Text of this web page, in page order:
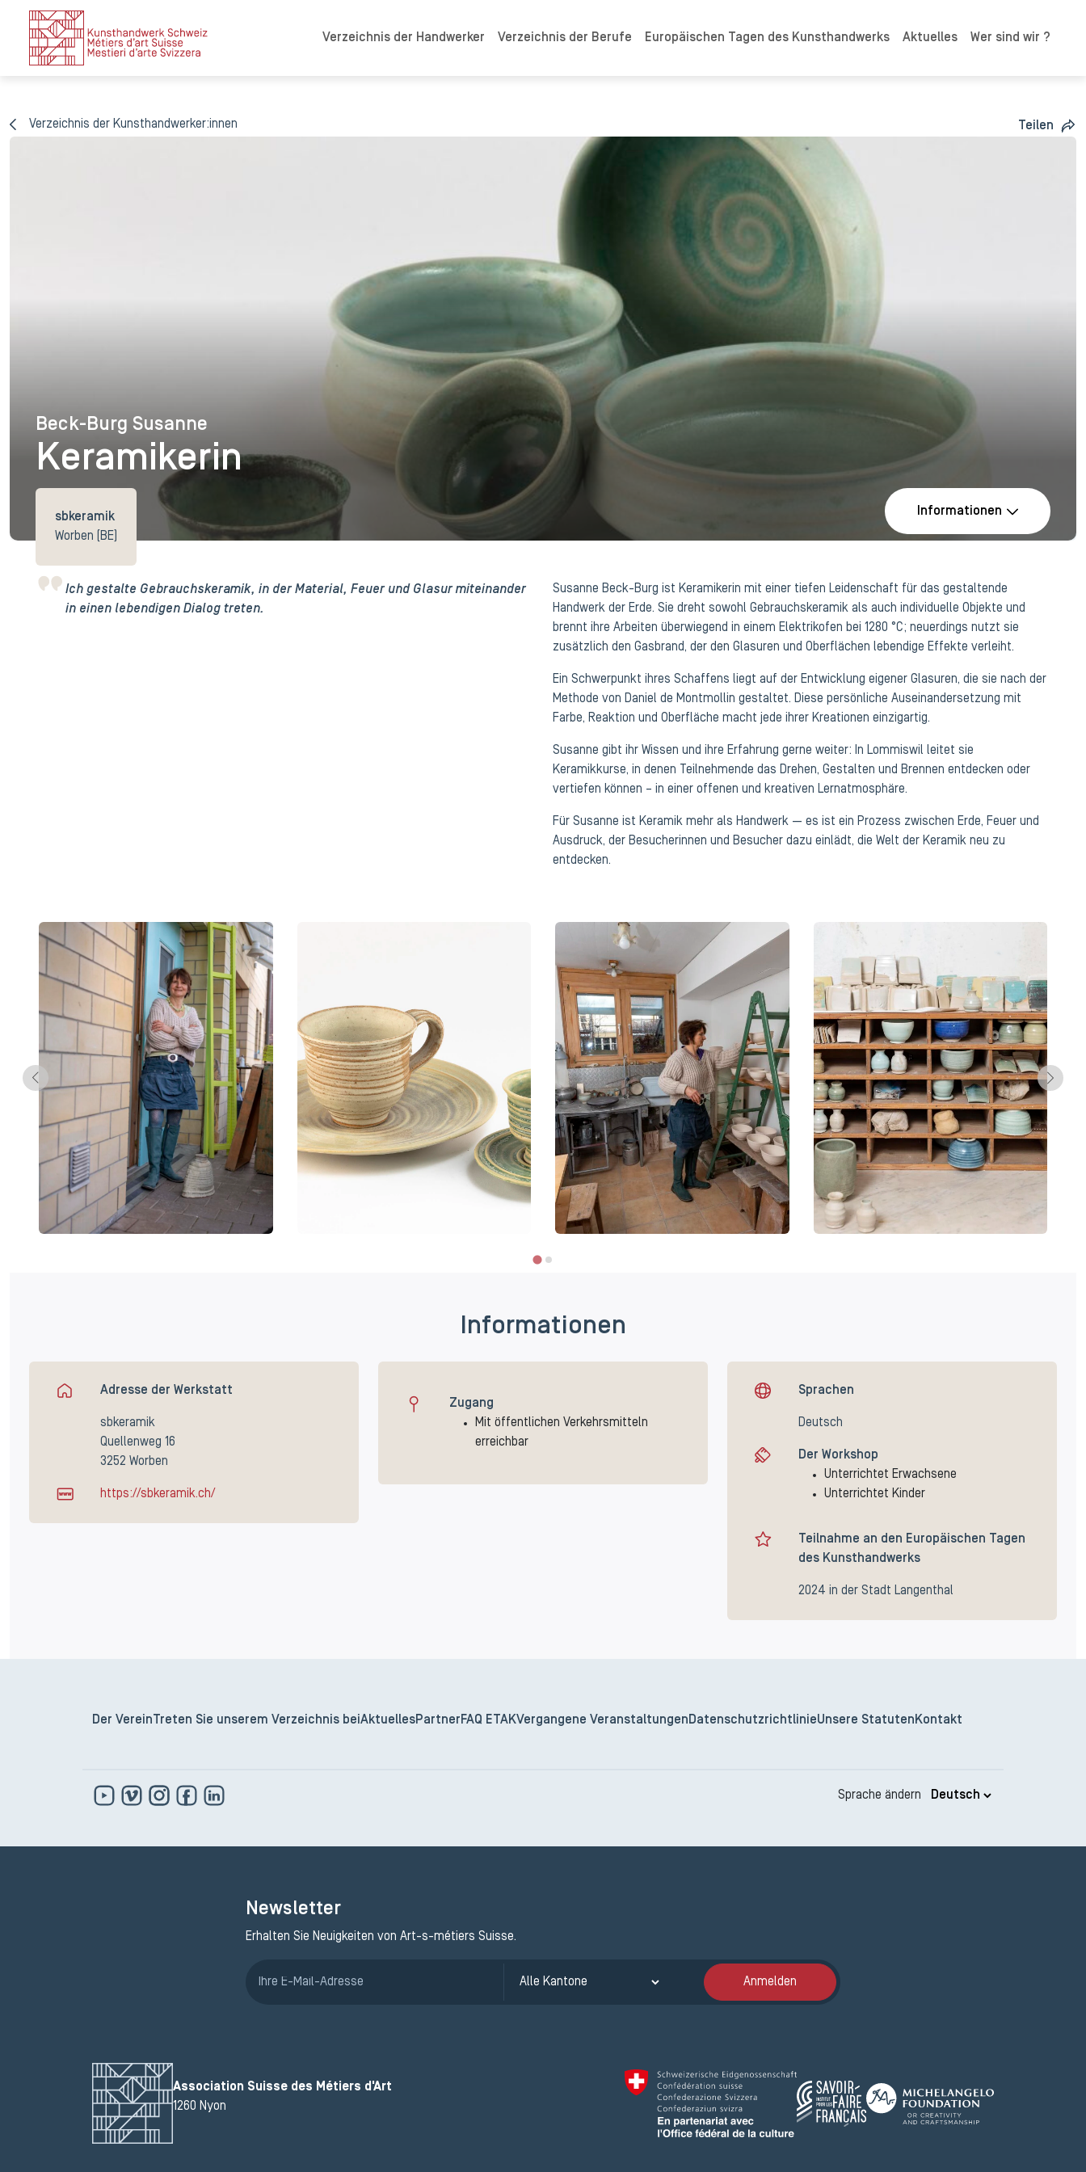
Verzeichnis der Handwerker Verzeichnis der Berufe Europäischen Tagen des Kunsthandwerks Aktuelles Wer sind wir ?
Verzeichnis der Kunsthandwerker:innen Teilen
Beck-Burg Susanne
Beck-Burg Susanne
Keramikerin
sbkeramik
Worben (BE)
Informationen
Ich gestalte Gebrauchskeramik, in der Material, Feuer und Glasur miteinander
in einen lebendigen Dialog treten.
Susanne Beck-Burg ist Keramikerin mit einer tiefen Leidenschaft für das gestaltende
Handwerk der Erde. Sie dreht sowohl Gebrauchskeramik als auch individuelle Objekte und
brennt ihre Arbeiten überwiegend in einem Elektrikofen bei 1280 °C; neuerdings nutzt sie
zusätzlich den Gasbrand, der den Glasuren und Oberflächen lebendige Effekte verleiht.
Ein Schwerpunkt ihres Schaffens liegt auf der Entwicklung eigener Glasuren, die sie nach der
Methode von Daniel de Montmollin gestaltet. Diese persönliche Auseinandersetzung mit
Farbe, Reaktion und Oberfläche macht jede ihrer Kreationen einzigartig.
Susanne gibt ihr Wissen und ihre Erfahrung gerne weiter: In Lommiswil leitet sie
Keramikkurse, in denen Teilnehmende das Drehen, Gestalten und Brennen entdecken oder
vertiefen können – in einer offenen und kreativen Lernatmosphäre.
Für Susanne ist Keramik mehr als Handwerk — es ist ein Prozess zwischen Erde, Feuer und
Ausdruck, der Besucherinnen und Besucher dazu einlädt, die Welt der Keramik neu zu
entdecken.
Informationen
Adresse der Werkstatt
sbkeramik
Quellenweg 16
3252 Worben
https://sbkeramik.ch/
Zugang
Mit öffentlichen Verkehrsmitteln
erreichbar
Sprachen
Deutsch
Der Workshop
Unterrichtet Erwachsene
Unterrichtet Kinder
Teilnahme an den Europäischen Tagen
des Kunsthandwerks
2024 in der Stadt Langenthal
Der Verein Treten Sie unserem Verzeichnis bei AktuellesPartner FAQ ETAKVergangene Veranstaltungen DatenschutzrichtlinieUnsere Statuten Kontakt
Sprache ändern
Newsletter
Erhalten Sie Neuigkeiten von Art-s-métiers Suisse.
Anmelden
Association Suisse des Métiers d'Art
1260 Nyon